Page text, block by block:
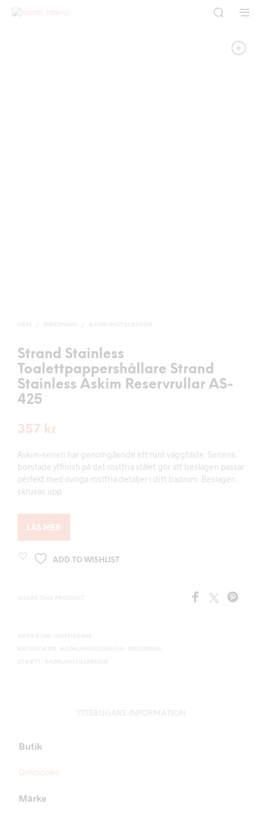
Strand Stainless
Toalettpappershållare Strand
Stainless Askim Reservrullar AS-
425
357 kr
Askim-serien har genomgående ett runt väggfäste. Seriens
borstade ytfinish på det rostfria stålet gör att beslagen passar
perfekt med övriga rostfria detaljer i ditt badrum. Beslagen
skruvas upp.
LÄS MER
ADD TO WISHLIST
Butik
Golvpoolen
Märke